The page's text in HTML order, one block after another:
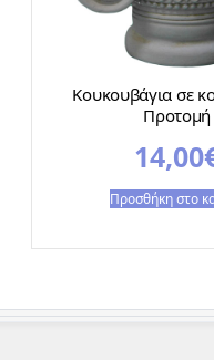
Κουκουβάγια σε
Προτομή
14,00
Προσθήκη στο